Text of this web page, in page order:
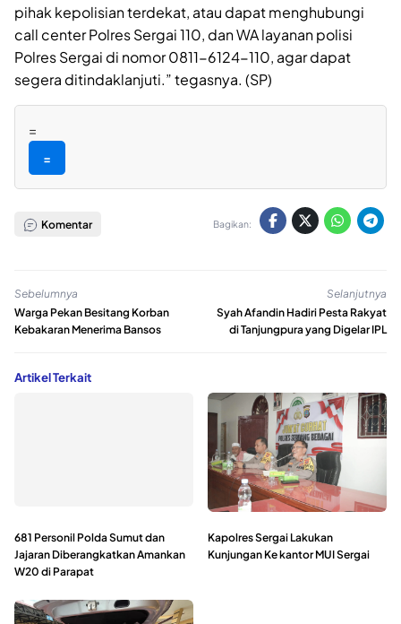
pihak kepolisian terdekat, atau dapat menghubungi
call center Polres Sergai 110, dan WA layanan polisi
Polres Sergai di nomor 0811-6124-110, agar dapat
segera ditindaklanjuti.” tegasnya. (SP)
=
=
Komentar Bagikan:
Sebelumnya
Warga Pekan Besitang Korban
Kebakaran Menerima Bansos
Selanjutnya
Syah Afandin Hadiri Pesta Rakyat
di Tanjungpura yang Digelar IPL
Artikel Terkait
681 Personil Polda Sumut dan
Jajaran Diberangkatkan Amankan
W20 di Parapat
Kapolres Sergai Lakukan
Kunjungan Ke kantor MUI Sergai